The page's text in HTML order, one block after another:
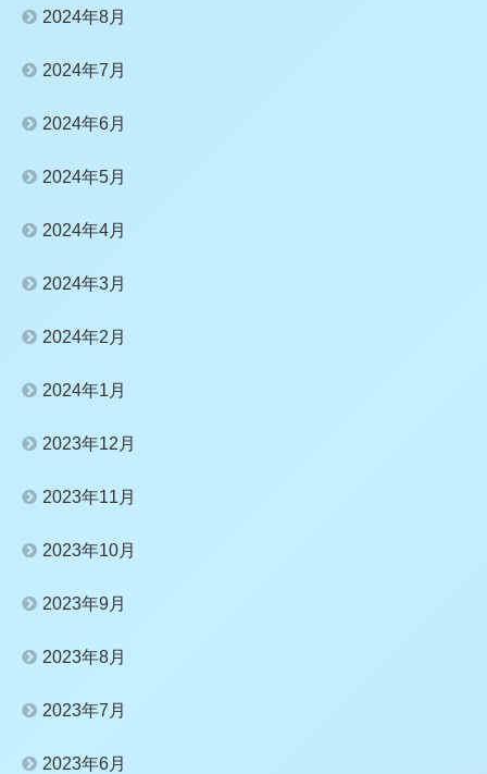
2024年8月
2024年7月
2024年6月
2024年5月
2024年4月
2024年3月
2024年2月
2024年1月
2023年12月
2023年11月
2023年10月
2023年9月
2023年8月
2023年7月
2023年6月